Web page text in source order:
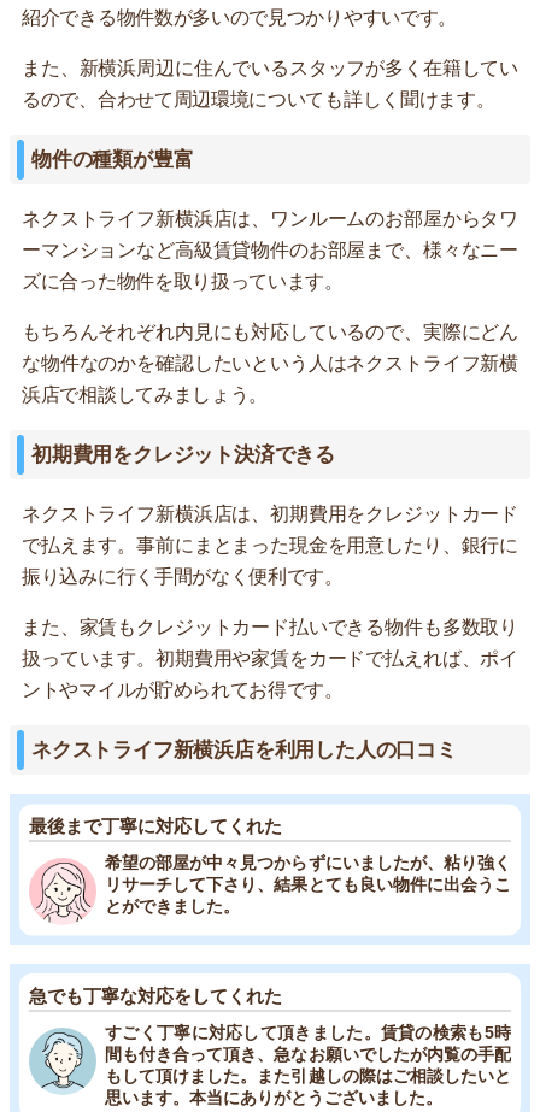
紹介できる物件数が多いので見つかりやすいです。
また、新横浜周辺に住んでいるスタッフが多く在籍してい
るので、合わせて周辺環境についても詳しく聞けます。
物件の種類が豊富
ネクストライフ新横浜店は、ワンルームのお部屋からタワ
ーマンションなど高級賃貸物件のお部屋まで、様々なニー
ズに合った物件を取り扱っています。
もちろんそれぞれ内見にも対応しているので、実際にどん
な物件なのかを確認したいという人はネクストライフ新横
浜店で相談してみましょう。
初期費用をクレジット決済できる
ネクストライフ新横浜店は、初期費用をクレジットカード
で払えます。事前にまとまった現金を用意したり、銀行に
振り込みに行く手間がなく便利です。
また、家賃もクレジットカード払いできる物件も多数取り
扱っています。初期費用や家賃をカードで払えれば、ポイ
ントやマイルが貯められてお得です。
ネクストライフ新横浜店を利用した人の口コミ
最後まで丁寧に対応してくれた
希望の部屋が中々見つからずにいましたが、粘り強く
リサーチして下さり、結果とても良い物件に出会うこ
とができました。
急でも丁寧な対応をしてくれた
すごく丁寧に対応して頂きました。賃貸の検索も5時
間も付き合って頂き、急なお願いでしたが内覧の手配
もして頂けました。また引越しの際はご相談したいと
思います。本当にありがとうございました。